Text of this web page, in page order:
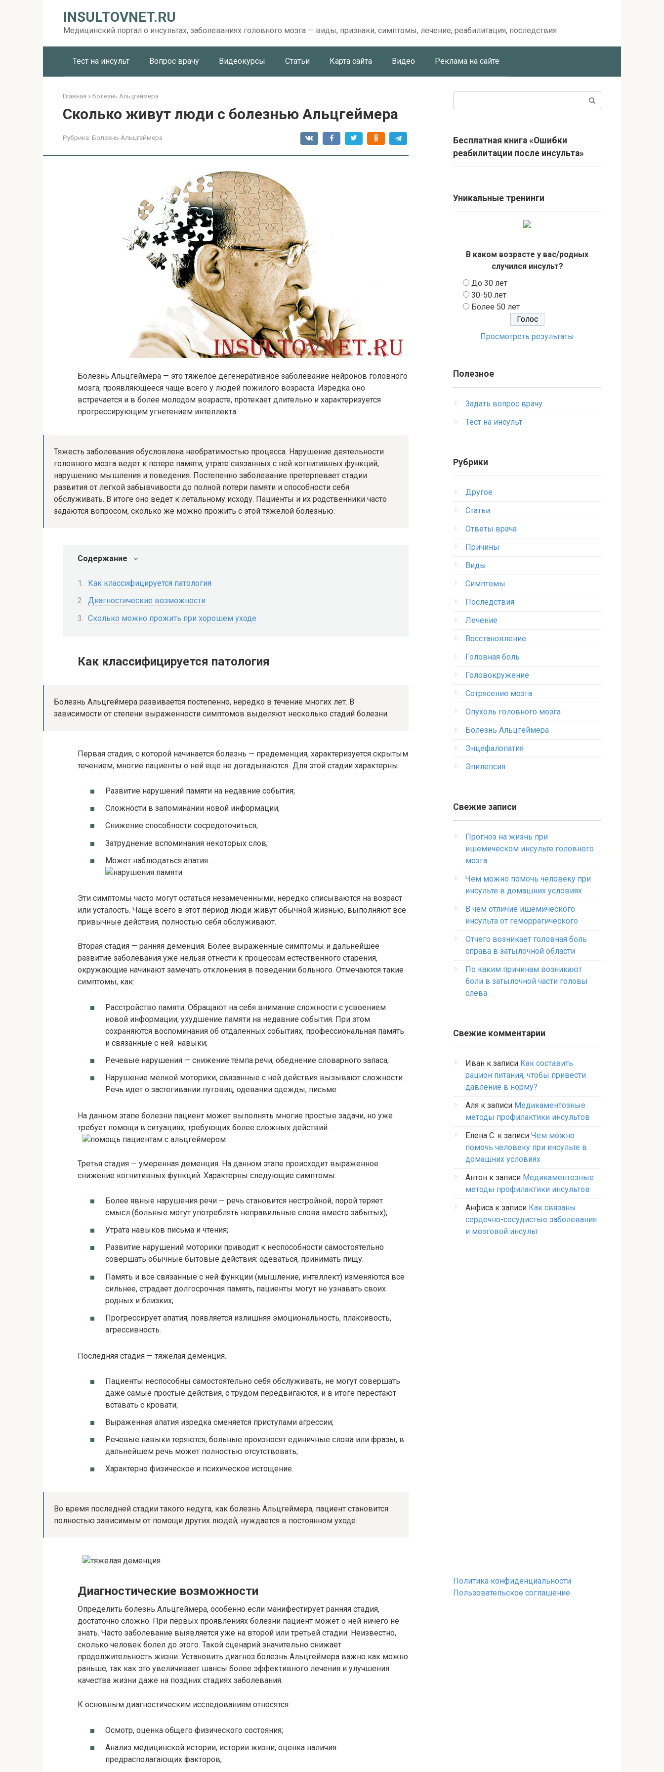
INSULTOVNET.RU
Медицинский портал о инсультах, заболеваниях головного мозга — виды, признаки, симптомы, лечение, реабилитация, последствия
Тест на инсульт Вопрос врачу Видеокурсы Статьи Карта сайта Видео Реклама на сайте
Главная » Болезнь Альцгеймера
Сколько живут люди с болезнью Альцгеймера
Рубрика: Болезнь Альцгеймера
Болезнь Альцгеймера — это тяжелое дегенеративное заболевание нейронов головного
мозга, проявляющееся чаще всего у людей пожилого возраста. Изредка оно
встречается и в более молодом возрасте, протекает длительно и характеризуется
прогрессирующим угнетением интеллекта.
Тяжесть заболевания обусловлена необратимостью процесса. Нарушение деятельности
головного мозга ведет к потере памяти, утрате связанных с ней когнитивных функций,
нарушению мышления и поведения. Постепенно заболевание претерпевает стадии
развития от легкой забывчивости до полной потери памяти и способности себя
обслуживать. В итоге оно ведет к летальному исходу. Пациенты и их родственники часто
задаются вопросом, сколько же можно прожить с этой тяжелой болезнью.
Содержание
Как классифицируется патология
Диагностические возможности
Сколько можно прожить при хорошем уходе
Как классифицируется патология
Болезнь Альцгеймера развивается постепенно, нередко в течение многих лет. В
зависимости от степени выраженности симптомов выделяют несколько стадий болезни.
Первая стадия, с которой начинается болезнь — предеменция, характеризуется скрытым
течением, многие пациенты о ней еще не догадываются. Для этой стадии характерны:
Развитие нарушений памяти на недавние события;
Сложности в запоминании новой информации;
Снижение способности сосредоточиться;
Затруднение вспоминания некоторых слов;
Может наблюдаться апатия.
Эти симптомы часто могут остаться незамеченными, нередко списываются на возраст
или усталость. Чаще всего в этот период люди живут обычной жизнью, выполняют все
привычные действия, полностью себя обслуживают.
Вторая стадия — ранняя деменция. Более выраженные симптомы и дальнейшее
развитие заболевания уже нельзя отнести к процессам естественного старения,
окружающие начинают замечать отклонения в поведении больного. Отмечаются такие
симптомы, как:
Расстройство памяти. Обращают на себя внимание сложности с усвоением
новой информации, ухудшение памяти на недавние события. При этом
сохраняются воспоминания об отдаленных событиях, профессиональная память
и связанные с ней навыки;
Речевые нарушения — снижение темпа речи, обеднение словарного запаса;
Нарушение мелкой моторики, связанные с ней действия вызывают сложности.
Речь идет о застегивании пуговиц, одевании одежды, письме.
На данном этапе болезни пациент может выполнять многие простые задачи, но уже
требует помощи в ситуациях, требующих более сложных действий.
Третья стадия — умеренная деменция. На данном этапе происходит выраженное
снижение когнитивных функций. Характерны следующие симптомы:
Более явные нарушения речи — речь становится нестройной, порой теряет
смысл (больные могут употреблять неправильные слова вместо забытых);
Утрата навыков письма и чтения;
Развитие нарушений моторики приводит к неспособности самостоятельно
совершать обычные бытовые действия: одеваться, принимать пищу.
Память и все связанные с ней функции (мышление, интеллект) изменяются все
сильнее, страдает долгосрочная память, пациенты могут не узнавать своих
родных и близких;
Прогрессирует апатия, появляется излишняя эмоциональность, плаксивость,
агрессивность.
Последняя стадия — тяжелая деменция.
Пациенты неспособны самостоятельно себя обслуживать, не могут совершать
даже самые простые действия, с трудом передвигаются, и в итоге перестают
вставать с кровати;
Выраженная апатия изредка сменяется приступами агрессии;
Речевые навыки теряются, больные произносят единичные слова или фразы, в
дальнейшем речь может полностью отсутствовать;
Характерно физическое и психическое истощение.
Во время последней стадии такого недуга, как болезнь Альцгеймера, пациент становится
полностью зависимым от помощи других людей, нуждается в постоянном уходе.
Диагностические возможности
Определить болезнь Альцгеймера, особенно если манифестирует ранняя стадия,
достаточно сложно. При первых проявлениях болезни пациент может о ней ничего не
знать. Часто заболевание выявляется уже на второй или третьей стадии. Неизвестно,
сколько человек болел до этого. Такой сценарий значительно снижает
продолжительность жизни. Установить диагноз болезнь Альцгеймера важно как можно
раньше, так как это увеличивает шансы более эффективного лечения и улучшения
качества жизни даже на поздних стадиях заболевания.
К основным диагностическим исследованиям относятся:
Осмотр, оценка общего физического состояния;
Анализ медицинской истории, истории жизни, оценка наличия
предрасполагающих факторов;
Бесплатная книга «Ошибки
реабилитации после инсульта»
Уникальные тренинги
В каком возрасте у вас/родных
случился инсульт?
До 30 лет
30-50 лет
Более 50 лет
Просмотреть результаты
Полезное
Задать вопрос врачу
Тест на инсульт
Рубрики
Другое
Статьи
Ответы врача
Причины
Виды
Симптомы
Последствия
Лечение
Восстановление
Головная боль
Головокружение
Сотрясение мозга
Опухоль головного мозга
Болезнь Альцгеймера
Энцефалопатия
Эпилепсия
Свежие записи
Прогноз на жизнь при
ишемическом инсульте головного
мозга
Чем можно помочь человеку при
инсульте в домашних условиях
В чем отличие ишемического
инсульта от геморрагического
Отчего возникает головная боль
справа в затылочной области
По каким причинам возникают
боли в затылочной части головы
слева
Свежие комментарии
Иван к записи Как составить
рацион питания, чтобы привести
давление в норму?
Аля к записи Медикаментозные
методы профилактики инсультов
Елена С. к записи Чем можно
помочь человеку при инсульте в
домашних условиях
Антон к записи Медикаментозные
методы профилактики инсультов
Анфиса к записи Как связаны
сердечно-сосудистые заболевания
и мозговой инсульт
Политика конфиденциальности
Пользовательское соглашение